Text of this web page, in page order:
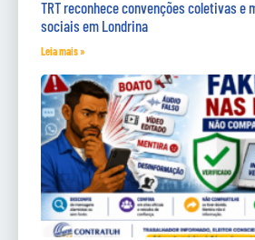
TRT reconhece convenções coletivas e
sociais em Londrina
Leia mais »